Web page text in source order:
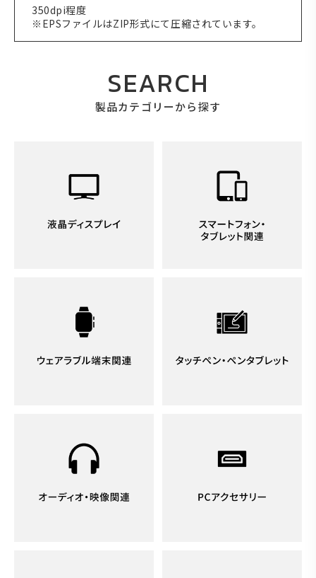
350dpi程度
※EPSファイルはZIP形式にて圧縮されています。
SEARCH
製品カテゴリーから探す